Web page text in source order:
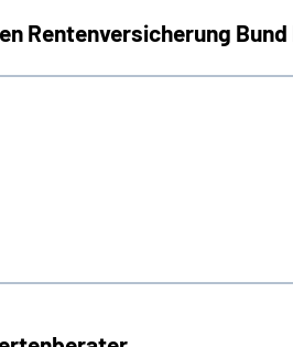
Rentenversicherung